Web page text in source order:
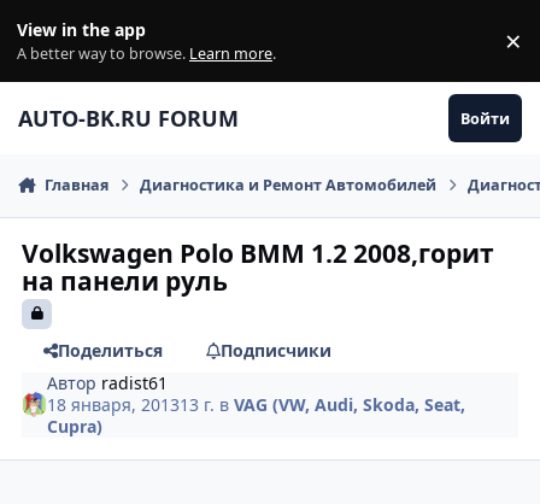
View in the app
A better way to browse. Learn more. ×
AUTO-BK.RU FORUM Войти
Главная Диагностика и Ремонт Автомобилей
Volkswagen Polo BMM 1.2 2008,горит
на панели руль
Поделиться
Подписчики
Автор radist61
18 января, 201313 г. вVAG (VW, Audi, Skoda, Seat,
Cupra)